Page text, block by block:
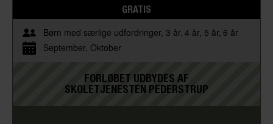
GRATIS
Børn med særlige udfordringer 3 år 4 år 5 år 6 år
September Oktober
FORLØBET UDBYDES AF
SKOLETJENESTEN PEDERSTRUP